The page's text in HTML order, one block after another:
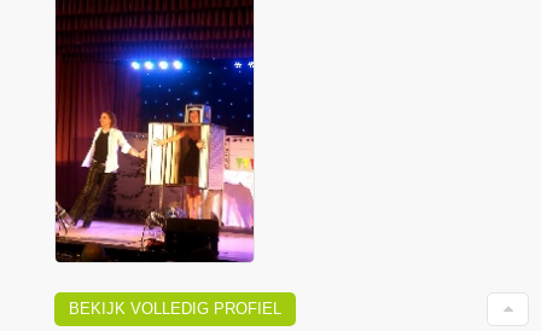
BEKIJK VOLLEDIG PROFIEL